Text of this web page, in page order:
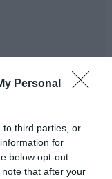
Personal
to third parties, or
for
below opt-out
that after your